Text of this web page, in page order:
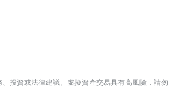
投資或法律建議。虛擬資產交易具有高風險，請勿